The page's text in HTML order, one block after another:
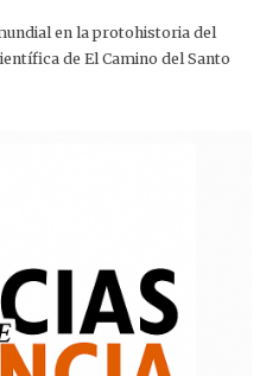
en la protohistoria del
de El Camino del Santo